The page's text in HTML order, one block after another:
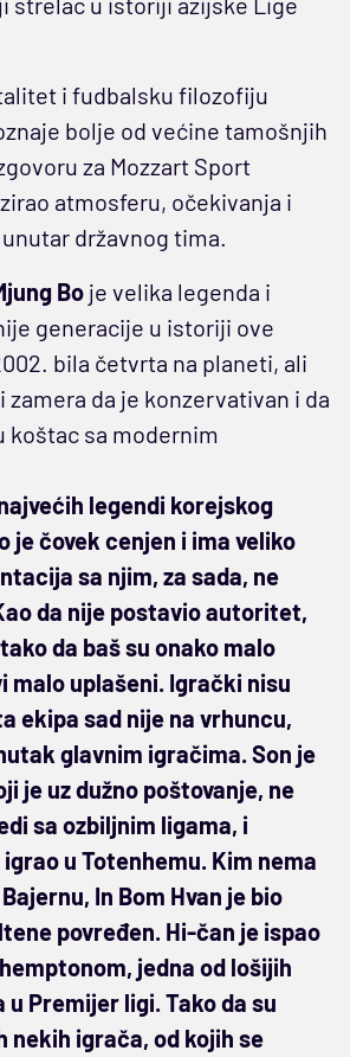
i fudbalsku filozofiju
bolje od većine tamošnjih
za Mozzart Sport
atmosferu, očekivanja i
državnog tima.
Bo je velika legenda i
generacije u istoriji ove
bila četvrta na planeti, ali
zamera da je konzervativan i da
koštac sa modernim
legendi korejskog
je čovek cenjen i ima veliko
sa njim, za sada, ne
da nije postavio autoritet,
da baš su onako malo
malo uplašeni. Igrački nisu
ekipa sad nije na vrhuncu,
glavnim igračima. Son je
je uz dužno poštovanje, ne
sa ozbiljnim ligama, i
u Totenhemu. Kim nema
In Bom Hvan je bio
povređen. Hi-čan je ispao
jedna od lošijih
u Premijer ligi. Tako da su
nekih igrača, od kojih se